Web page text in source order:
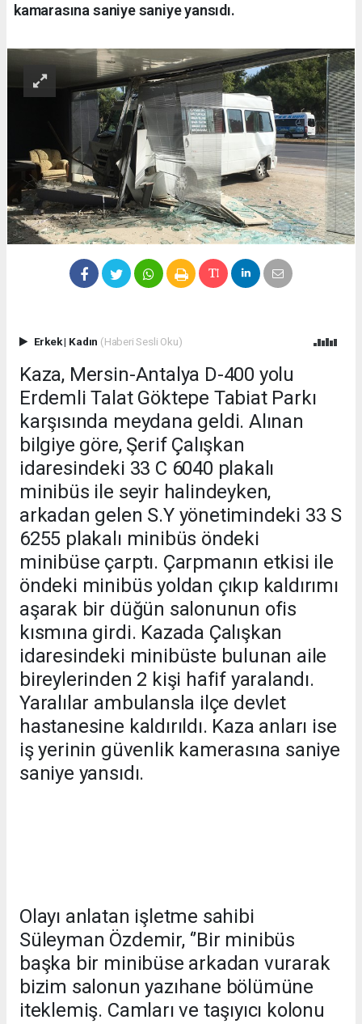
kamarasına saniye saniye yansıdı.
Erkek| Kadın (Haberi Sesli Oku)
Kaza, Mersin-Antalya D-400 yolu
Erdemli Talat Göktepe Tabiat Parkı
karşısında meydana geldi. Alınan
bilgiye göre, Şerif Çalışkan
idaresindeki 33 C 6040 plakalı
minibüs ile seyir halindeyken,
arkadan gelen S.Y yönetimindeki 33 S
6255 plakalı minibüs öndeki
minibüse çarptı. Çarpmanın etkisi ile
öndeki minibüs yoldan çıkıp kaldırımı
aşarak bir düğün salonunun ofis
kısmına girdi. Kazada Çalışkan
idaresindeki minibüste bulunan aile
bireylerinden 2 kişi hafif yaralandı.
Yaralılar ambulansla ilçe devlet
hastanesine kaldırıldı. Kaza anları ise
iş yerinin güvenlik kamerasına saniye
saniye yansıdı.
Olayı anlatan işletme sahibi
Süleyman Özdemir, ‘’Bir minibüs
başka bir minibüse arkadan vurarak
bizim salonun yazıhane bölümüne
iteklemiş. Camları ve taşıyıcı kolonu